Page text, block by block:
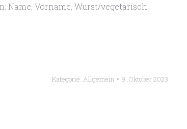
Name, Vorname, Wurst/vegetarisch
Kategorie: Allgemein 9. Oktober 2023